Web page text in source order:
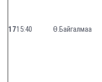
1715:40 Ө.Байгалмаа